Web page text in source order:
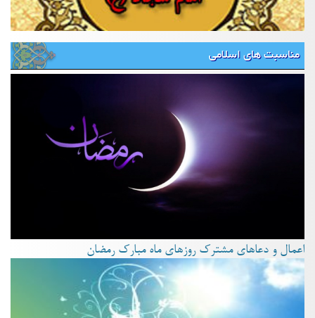
مناسبت های اسلامی
اعمال و دعاهای مشترک روزهای ماه مبارک رمضان